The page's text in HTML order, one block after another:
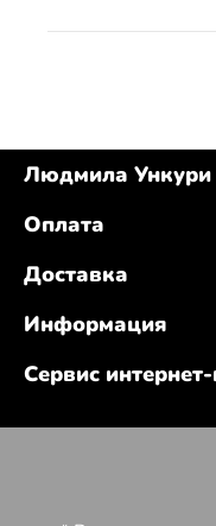
Людмила Ункури
Оплата
Доставка
Информация
Сервис